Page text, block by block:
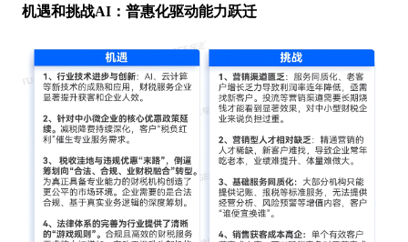
机遇和挑战AI：普惠化驱动能力跃迁